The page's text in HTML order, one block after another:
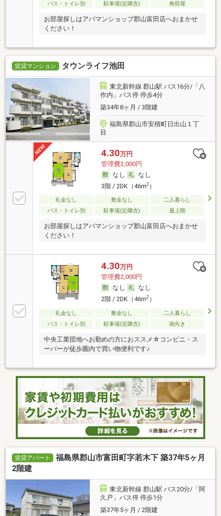
バス・トイレ別
駐車場(近隣含) 角部屋
お部屋探しはアパマンショップ郡山富田店へおまかせ
ください！
賃貸マンション タウンライフ池田
東北新幹線 郡山駅 バス16分/「八
作内」バス停 停歩4分
築34年8ヶ月 / 3階建
福島県郡山市安積町日出山１丁
目
4.30万円
管理費2,000円
なし
なし
3階 / 2DK（46m2）
礼金なし 敷金なし
二人暮らし
バス・トイレ別
駐車場(近隣含) 最上階
お部屋探しはアパマンショップ郡山富田店へおまかせ
ください！
4.30万円
管理費2,000円
なし
なし
2階 / 2DK（46m2）
礼金なし 敷金なし
二人暮らし
バス・トイレ別
駐車場(近隣含) 南向き
中央工業団地へお勤めの方におススメ☆コンビニ・ス
ーパーが徒歩圏内で買い物便利です♪
賃貸アパート
福島県郡山市富田町字若木下 築37年5ヶ月
2階建
東北新幹線 郡山駅 バス20分/「阿
久戸」バス停 停歩1分
築37年5ヶ月 / 2階建